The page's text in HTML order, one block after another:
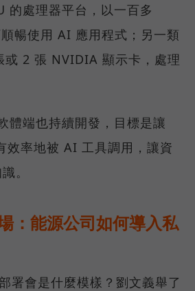
的處理器平台，以一百多
暢使用 AI 應用程式；另一類
或 2 張 NVIDIA 顯示卡，處理
體端也持續開發，目標是讓
效率地被 AI 工具調用，讓資
。
：能源公司如何導入私
署會是什麼模樣？劉文義舉了